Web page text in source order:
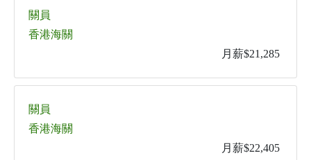
關員
香港海關
月薪$21,285
關員
香港海關
月薪$22,405